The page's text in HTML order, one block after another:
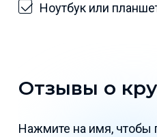
Ноутбук или
Отзывы о
Нажмите на имя, чтобы